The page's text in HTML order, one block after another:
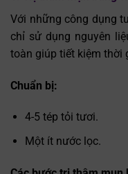
Với những công dụng
chỉ sử dụng nguyên
toàn giúp tiết kiệm thời
Chuẩn bị:
4-5 tép tỏi tươi.
Một ít nước lọc.